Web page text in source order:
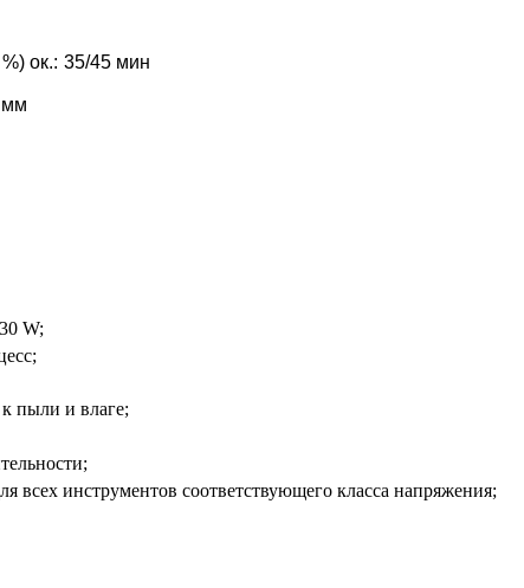
ок.: 35/45 мин
мм
W;
пыли и влаге;
инструментов соответствующего класса напряжения;